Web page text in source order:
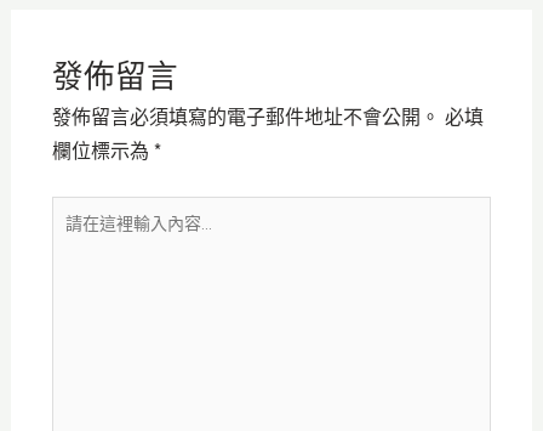
發佈留言
發佈留言必須填寫的電子郵件地址不會公開。 必填
欄位標示為 *
請